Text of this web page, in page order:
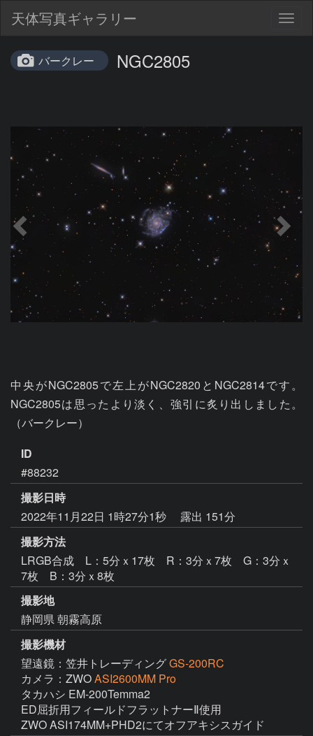
天体写真ギャラリー
バークレー NGC2805
中央がNGC2805で左上がNGC2820とNGC2814です。
NGC2805は思ったより淡く、強引に炙り出しました。
（バークレー）
ID
#88232
撮影日時
2022年11月22日 1時27分1秒
露出 151分
撮影方法
LRGB合成 L：5分ｘ17枚 R：3分ｘ7枚 G：3分ｘ
7枚 B：3分ｘ8枚
撮影地
静岡県 朝霧高原
撮影機材
望遠鏡：笠井トレーディングGS-200RC
カメラ：ZWOASI2600MM Pro
タカハシ EM-200Temma2
ED屈折用フィールドフラットナーⅡ使用
ZWO ASI174MM+PHD2にてオフアキシスガイド